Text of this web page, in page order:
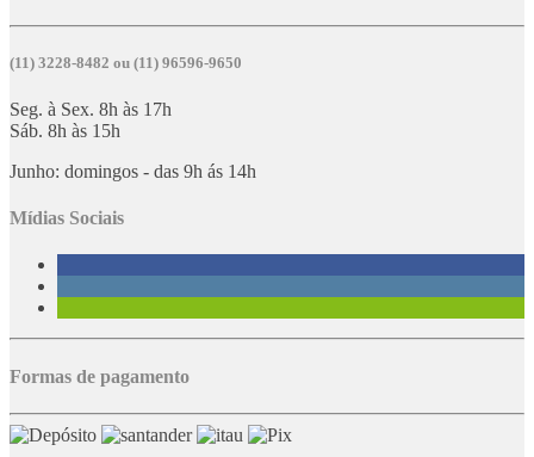
(11) 3228-8482 ou (11) 96596-9650
Seg. à Sex. 8h às 17h
Sáb. 8h às 15h
Junho: domingos - das 9h ás 14h
Mídias Sociais
Formas de pagamento